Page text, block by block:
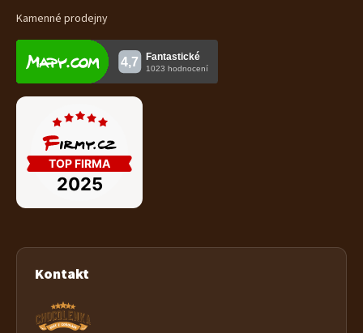
Kamenné prodejny
Kontakt